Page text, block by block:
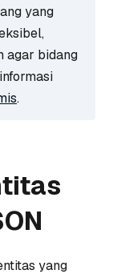
yang
agar bidang
.
yang